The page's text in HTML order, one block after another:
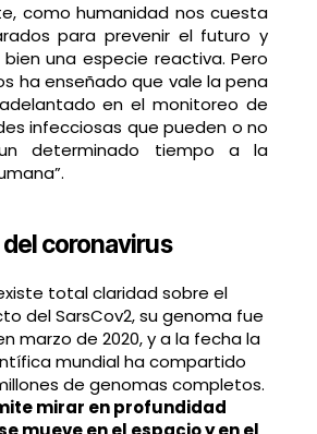
como humanidad nos cuesta
para prevenir el futuro y
una especie reactiva. Pero
ha enseñado que vale la pena
en el monitoreo de
infecciosas que pueden o no
determinado tiempo a la
coronavirus
total claridad sobre el
del SarsCov2, su genoma fue
marzo de 2020, y a la fecha la
mundial ha compartido
de genomas completos.
mirar en profundidad